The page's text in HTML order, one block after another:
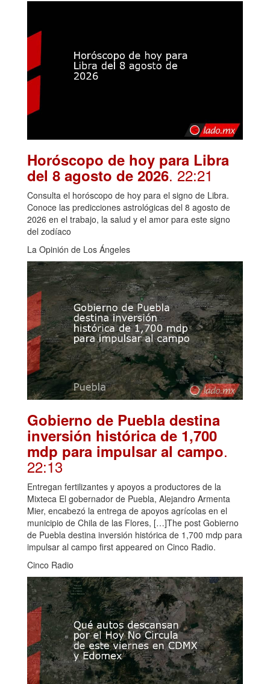
Horóscopo de hoy para Libra
del 8 agosto de 2026. 22:21
Consulta el horóscopo de hoy para el signo de Libra.
Conoce las predicciones astrológicas del 8 agosto de
2026 en el trabajo, la salud y el amor para este signo
del zodíaco
La Opinión de Los Ángeles
Gobierno de Puebla destina
inversión histórica de 1,700
mdp para impulsar al campo.
22:13
Entregan fertilizantes y apoyos a productores de la
Mixteca El gobernador de Puebla, Alejandro Armenta
Mier, encabezó la entrega de apoyos agrícolas en el
municipio de Chila de las Flores, […]The post Gobierno
de Puebla destina inversión histórica de 1,700 mdp para
impulsar al campo first appeared on Cinco Radio.
Cinco Radio